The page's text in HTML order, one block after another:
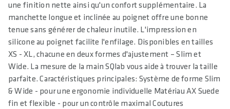
une finition nette ainsi qu'un confort supplémentaire. La
manchette longue et inclinée au poignet offre une bonne
tenue sans générer de chaleur inutile. L'impression en
silicone au poignet facilite l'enfilage. Disponibles en tailles
XS - XL, chacune en deux formes d'ajustement – Slim et
Wide. La mesure de la main SQlab vous aide à trouver la taille
parfaite. Caractéristiques principales: Système de forme Slim
& Wide - pour une ergonomie individuelle Matériau AX Suede
fin et flexible - pour un contrôle maximal Coutures